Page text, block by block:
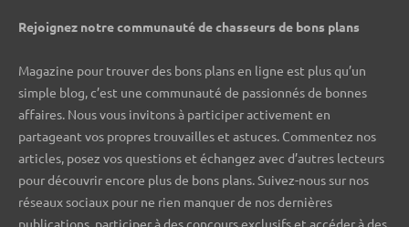
Rejoignez notre communauté de chasseurs de bons plans ️
Magazine pour trouver des bons plans en ligne est plus qu’un
simple blog, c’est une communauté de passionnés de bonnes
affaires. Nous vous invitons à participer activement en
partageant vos propres trouvailles et astuces. Commentez nos
articles, posez vos questions et échangez avec d’autres lecteurs
pour découvrir encore plus de bons plans. Suivez-nous sur nos
réseaux sociaux pour ne rien manquer de nos dernières
publications, participer à des concours exclusifs et accéder à des